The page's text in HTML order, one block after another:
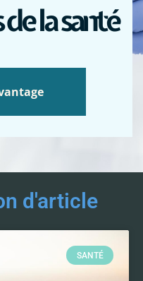
la santé
d'article
SANTÉ